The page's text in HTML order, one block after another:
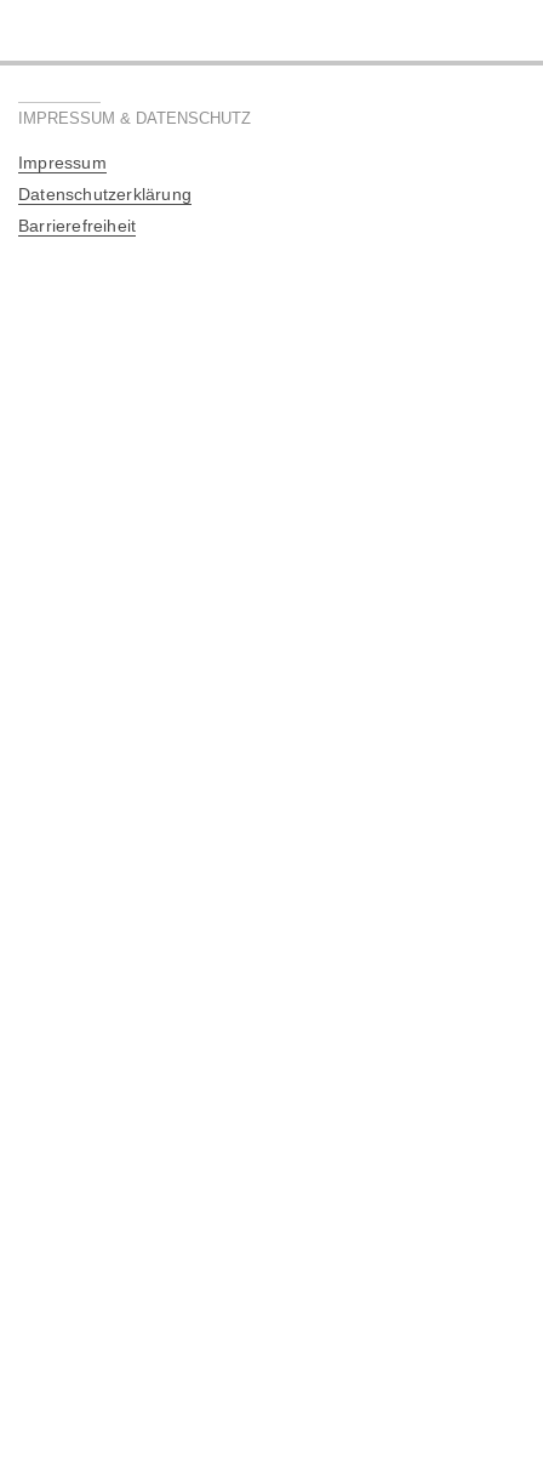
IMPRESSUM & DATENSCHUTZ
Impressum
Datenschutzerklärung
Barrierefreiheit